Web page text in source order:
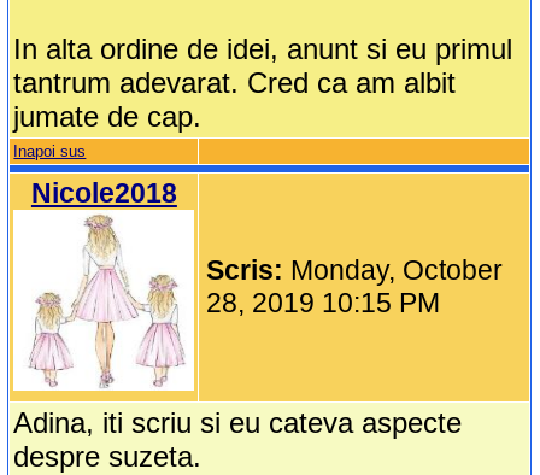
In alta ordine de idei, anunt si eu primul
tantrum adevarat. Cred ca am albit
jumate de cap.
Inapoi sus
Nicole2018
Scris: Monday, October
28, 2019 10:15 PM
Adina, iti scriu si eu cateva aspecte
despre suzeta.